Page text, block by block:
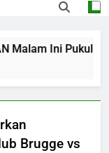
Ini Pukul
Brugge vs